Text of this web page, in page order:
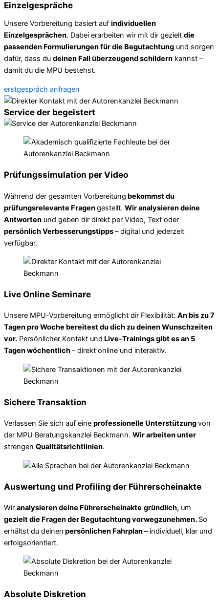
Einzelgespräche
Unsere Vorbereitung basiert auf individuellen
Einzelgesprächen. Dabei erarbeiten wir mit dir gezielt die
passenden Formulierungen für die Begutachtung und sorgen
dafür, dass du deinen Fall überzeugend schildern kannst –
damit du die MPU bestehst.
erstgespräch anfragen
Service der begeistert
Prüfungssimulation per Video
Während der gesamten Vorbereitung bekommst du
prüfungsrelevante Fragengestellt. Wir analysieren deine
Antworten und geben dir direkt per Video, Text oder
persönlich Verbesserungstipps– digital und jederzeit
verfügbar.
Live Online Seminare
Unsere MPU-Vorbereitung ermöglicht dir Flexibilität: An bis zu 7
Tagen pro Woche bereitest du dich zu deinen Wunschzeiten
vor. Persönlicher Kontakt und Live-Trainings gibt es an 5
Tagen wöchentlich– direkt online und interaktiv.
Sichere Transaktion
Verlassen Sie sich auf eine professionelle Unterstützungvon
der MPU Beratungskanzlei Beckmann. Wir arbeiten unter
strengen Qualitätsrichtlinien.
Auswertung und Profiling der Führerscheinakte
Wir analysieren deine Führerscheinakte gründlich, um
gezielt die Fragen der Begutachtung vorwegzunehmen. So
erhältst du deinen persönlichen Fahrplan– individuell, klar und
erfolgsorientiert.
Absolute Diskretion